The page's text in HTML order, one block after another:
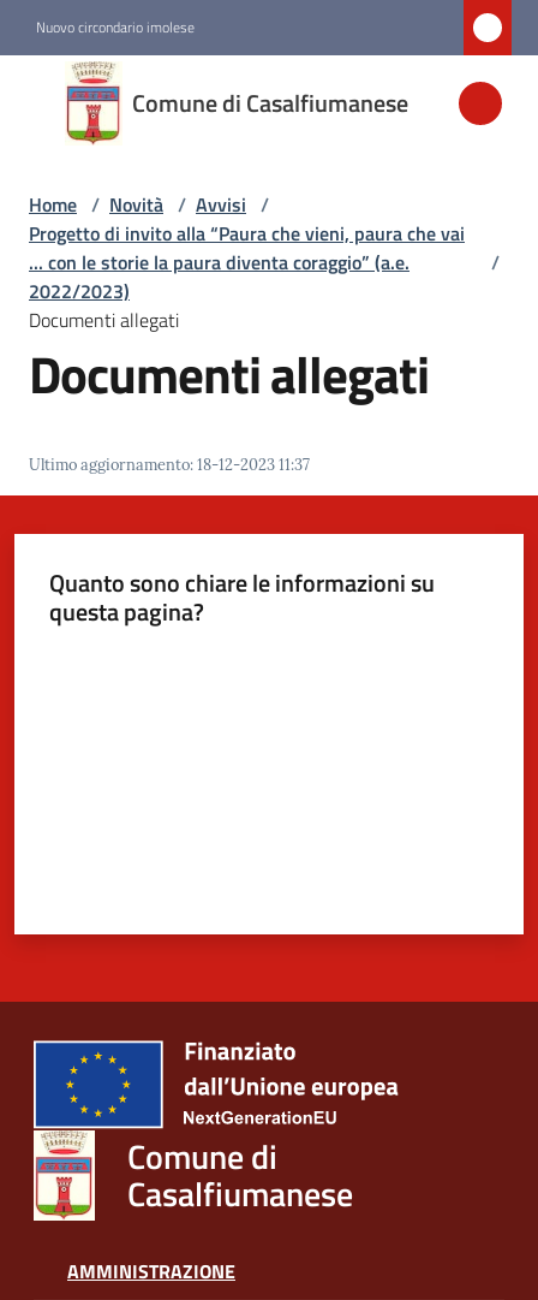
Nuovo circondario imolese
Comune di Casalfiumanese
Comune di
Casalfiumanese
Amministrazione
Novità
Menu selezionato
Servizi
Casalfiumanese
5x1000
Home / Novità / Avvisi /
Progetto di invito alla “Paura che vieni, paura che vai
... con le storie la paura diventa coraggio” (a.e.
2022/2023)
/
Documenti allegati
Documenti allegati
Ultimo aggiornamento:18-12-2023 11:37
Quanto sono chiare le informazioni su
questa pagina?
Comune di
Casalfiumanese
AMMINISTRAZIONE